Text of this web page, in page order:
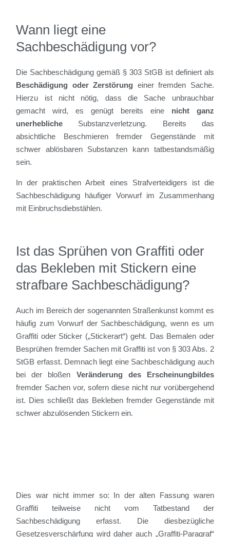
Wann liegt eine
Sachbeschädigung vor?
Die Sachbeschädigung gemäß § 303 StGB ist definiert als
Beschädigung oder Zerstörung einer fremden Sache.
Hierzu ist nicht nötig, dass die Sache unbrauchbar
gemacht wird, es genügt bereits eine nicht ganz
unerhebliche Substanzverletzung. Bereits das
absichtliche Beschmieren fremder Gegenstände mit
schwer ablösbaren Substanzen kann tatbestandsmäßig
sein.
In der praktischen Arbeit eines Strafverteidigers ist die
Sachbeschädigung häufiger Vorwurf im Zusammenhang
mit Einbruchsdiebstählen.
Ist das Sprühen von Graffiti oder
das Bekleben mit Stickern eine
strafbare Sachbeschädigung?
Auch im Bereich der sogenannten Straßenkunst kommt es
häufig zum Vorwurf der Sachbeschädigung, wenn es um
Graffiti oder Sticker („Stickerart“) geht. Das Bemalen oder
Besprühen fremder Sachen mit Graffiti ist von § 303 Abs. 2
StGB erfasst. Demnach liegt eine Sachbeschädigung auch
bei der bloßen Veränderung des Erscheinungbildes
fremder Sachen vor, sofern diese nicht nur vorübergehend
ist. Dies schließt das Bekleben fremder Gegenstände mit
schwer abzulösenden Stickern ein.
Dies war nicht immer so: In der alten Fassung waren
Graffiti teilweise nicht vom Tatbestand der
Sachbeschädigung erfasst. Die diesbezügliche
Gesetzesverschärfung wird daher auch „Graffiti-Paragraf“